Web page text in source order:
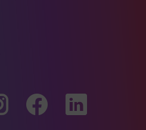
To
our
To
our